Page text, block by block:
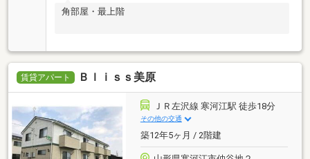
角部屋・最上階
賃貸アパート Ｂｌｉｓｓ美原
ＪＲ左沢線 寒河江駅 徒歩18分
その他の交通
築12年5ヶ月 / 2階建